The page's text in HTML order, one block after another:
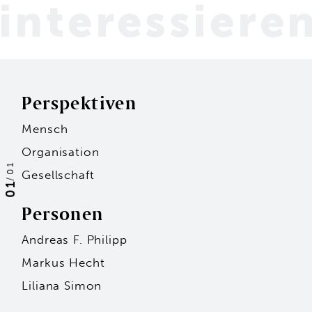
01
/
01
Perspektiven
Mensch
Organisation
Gesellschaft
Personen
Andreas F. Philipp
Markus Hecht
Liliana Simon